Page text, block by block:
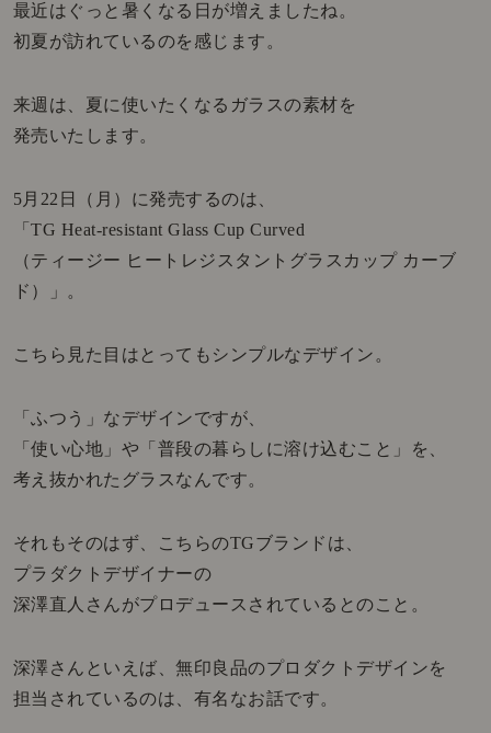
最近はぐっと暑くなる日が増えましたね。
初夏が訪れているのを感じます。
来週は、夏に使いたくなるガラスの素材を
発売いたします。
5月22日（月）に発売するのは、
「TG Heat-resistant Glass Cup Curved
（ティージー ヒートレジスタントグラスカップ カーブ
ド）」。
こちら見た目はとってもシンプルなデザイン。
「ふつう」なデザインですが、
「使い心地」や「普段の暮らしに溶け込むこと」を、
考え抜かれたグラスなんです。
それもそのはず、こちらのTGブランドは、
プラダクトデザイナーの
深澤直人さんがプロデュースされているとのこと。
深澤さんといえば、無印良品のプロダクトデザインを
担当されているのは、有名なお話です。